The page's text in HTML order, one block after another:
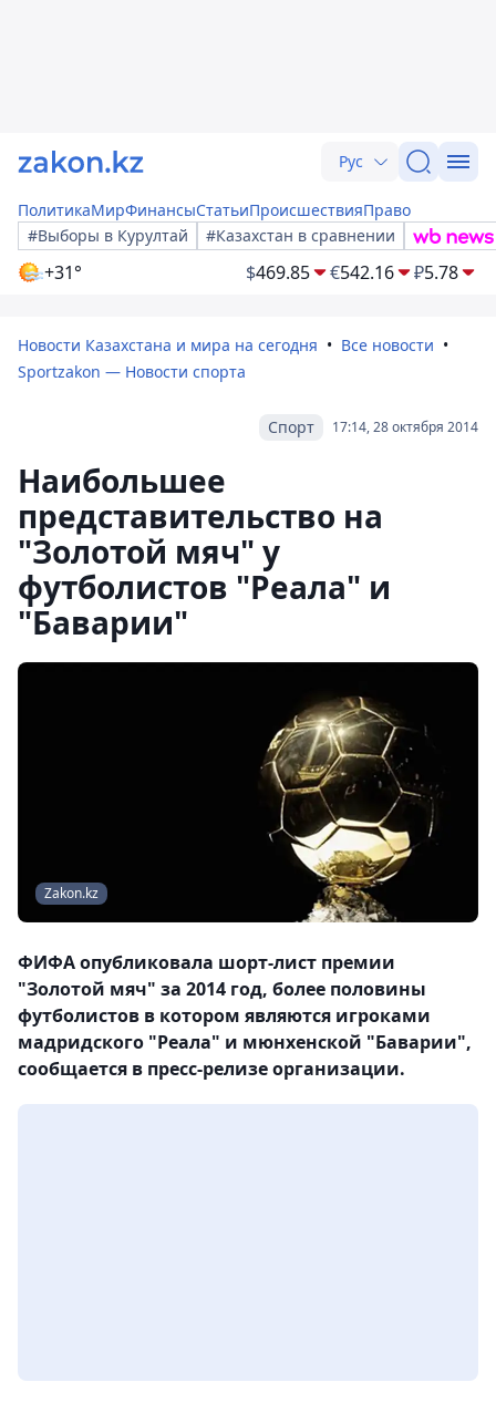
Рус
ПолитикаМирФинансыСтатьиПроисшествияПраво
#Выборы в Курултай
#Казахстан в сравнении
+31° $469.85 €542.16 ₽5.78
Новости Казахстана и мира на сегодня
Все новости
Sportzakon — Новости спорта
17:14, 28 октября 2014
Спорт
Наибольшее
представительство на
"Золотой мяч" у
футболистов "Реала" и
"Баварии"
Zakon.kz
ФИФА опубликовала шорт-лист премии
"Золотой мяч" за 2014 год, более половины
футболистов в котором являются игроками
мадридского "Реала" и мюнхенской "Баварии",
сообщается в пресс-релизе организации.